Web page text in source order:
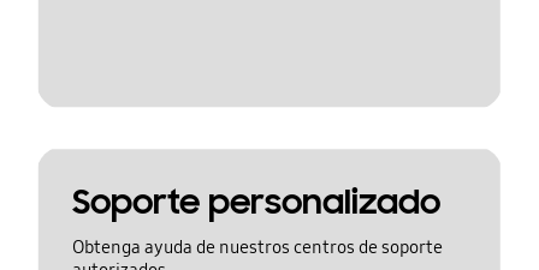
Soporte personalizado
Obtenga ayuda de nuestros centros de soporte